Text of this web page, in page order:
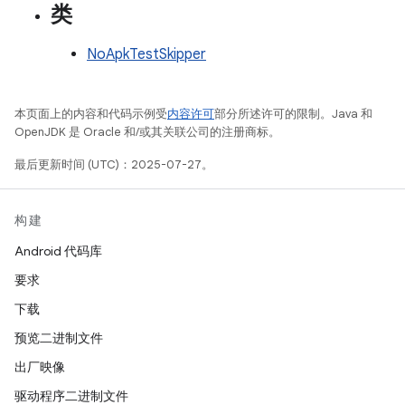
类
NoApkTestSkipper
本页面上的内容和代码示例受内容许可部分所述许可的限制。Java 和
OpenJDK 是 Oracle 和/或其关联公司的注册商标。
最后更新时间 (UTC)：2025-07-27。
构建
Android 代码库
要求
下载
预览二进制文件
出厂映像
驱动程序二进制文件